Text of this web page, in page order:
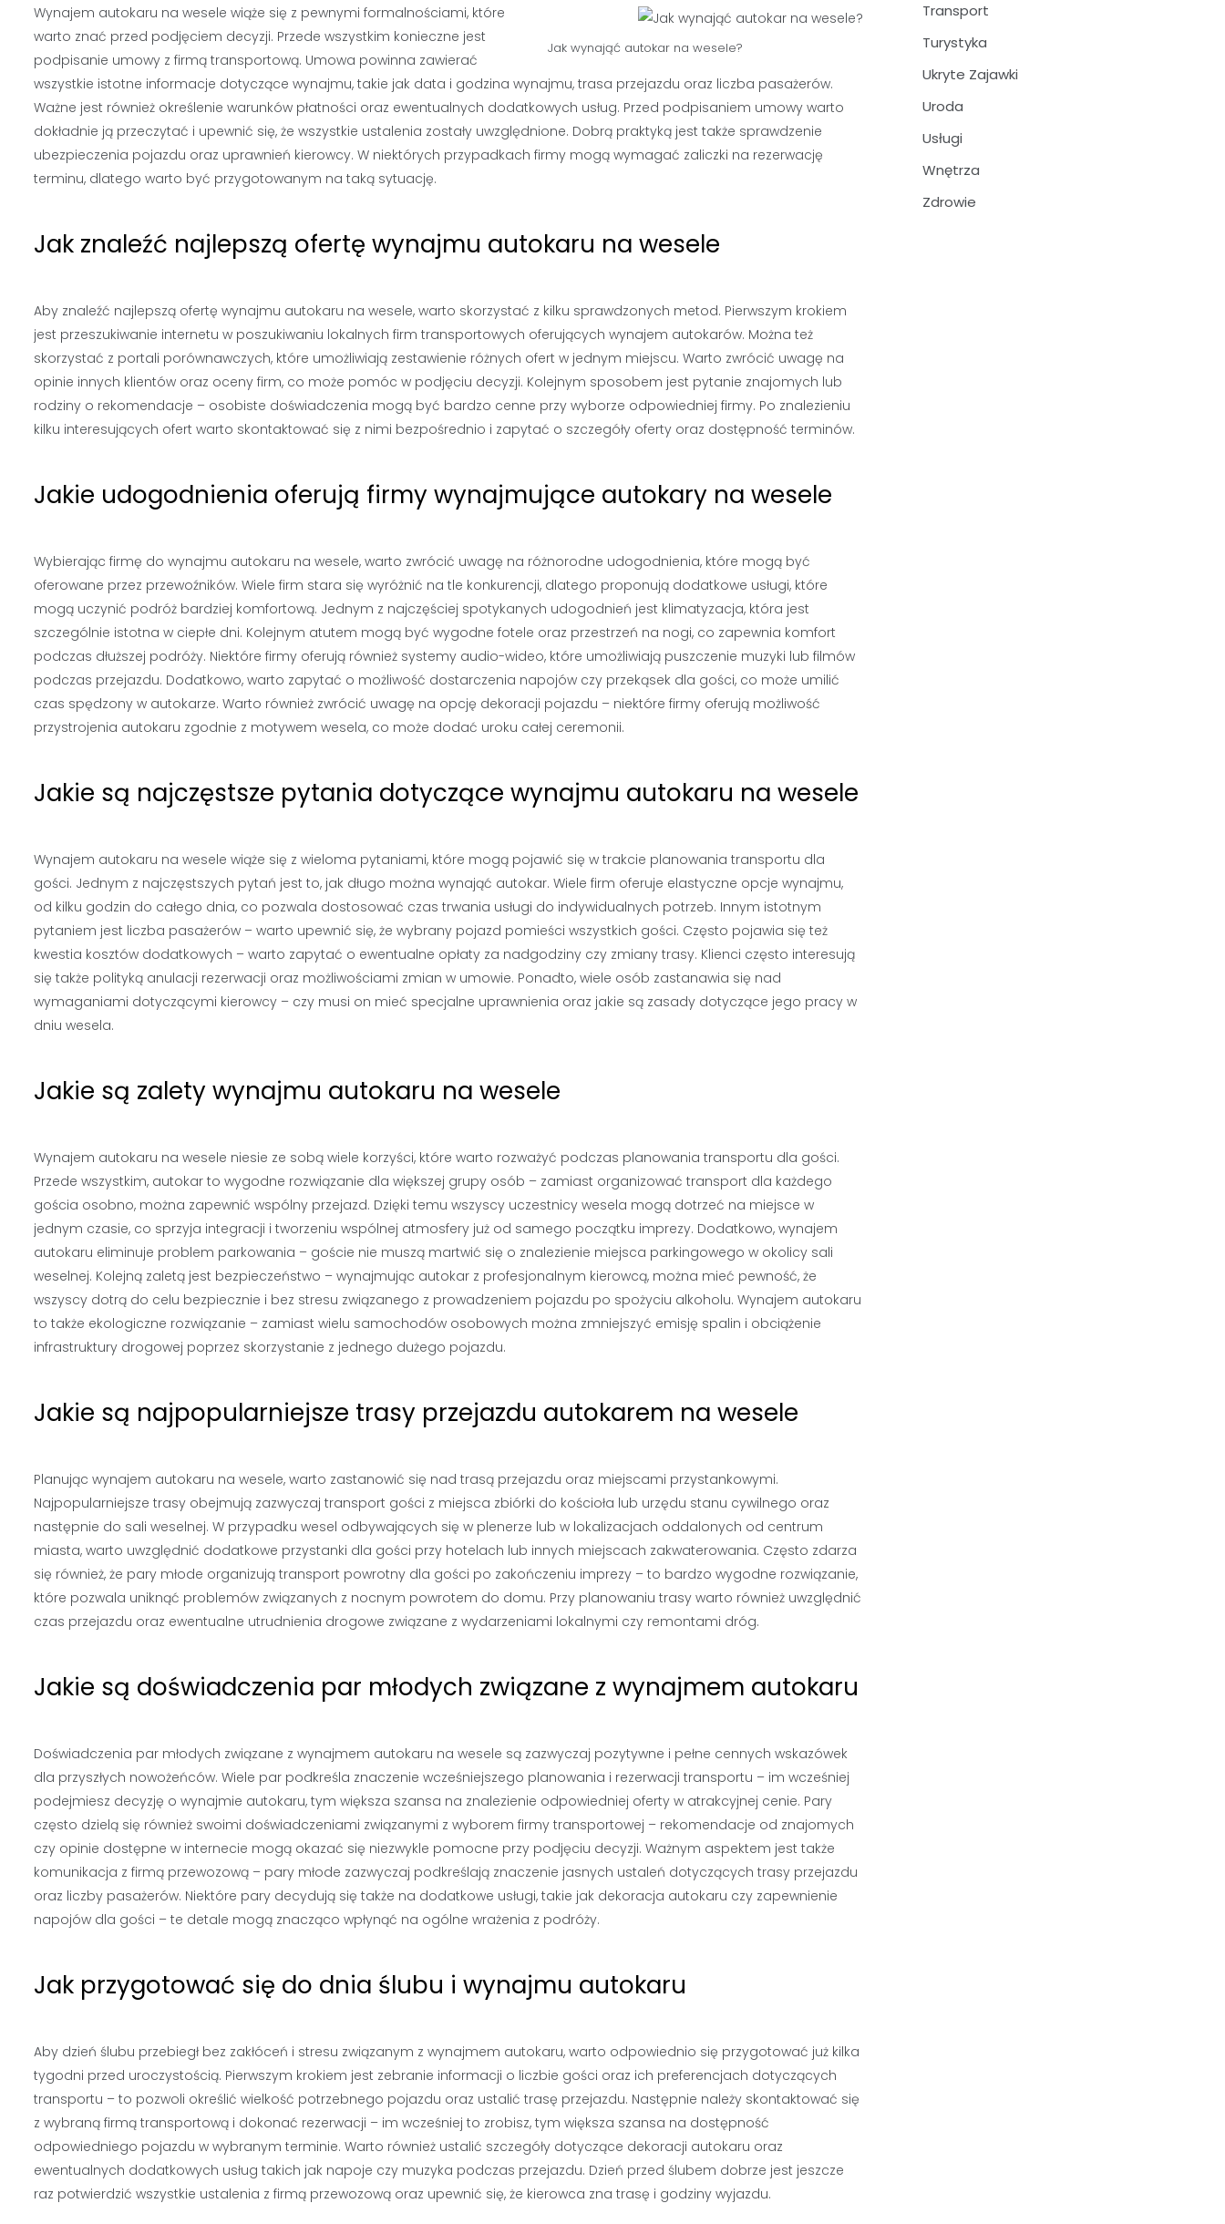
Jak wynająć autokar na wesele?
Wynajem autokaru na wesele wiąże się z pewnymi formalnościami, które
warto znać przed podjęciem decyzji. Przede wszystkim konieczne jest
podpisanie umowy z firmą transportową. Umowa powinna zawierać
wszystkie istotne informacje dotyczące wynajmu, takie jak data i godzina wynajmu, trasa przejazdu oraz liczba pasażerów.
Ważne jest również określenie warunków płatności oraz ewentualnych dodatkowych usług. Przed podpisaniem umowy warto
dokładnie ją przeczytać i upewnić się, że wszystkie ustalenia zostały uwzględnione. Dobrą praktyką jest także sprawdzenie
ubezpieczenia pojazdu oraz uprawnień kierowcy. W niektórych przypadkach firmy mogą wymagać zaliczki na rezerwację
terminu, dlatego warto być przygotowanym na taką sytuację.
Jak znaleźć najlepszą ofertę wynajmu autokaru na wesele
Aby znaleźć najlepszą ofertę wynajmu autokaru na wesele, warto skorzystać z kilku sprawdzonych metod. Pierwszym krokiem
jest przeszukiwanie internetu w poszukiwaniu lokalnych firm transportowych oferujących wynajem autokarów. Można też
skorzystać z portali porównawczych, które umożliwiają zestawienie różnych ofert w jednym miejscu. Warto zwrócić uwagę na
opinie innych klientów oraz oceny firm, co może pomóc w podjęciu decyzji. Kolejnym sposobem jest pytanie znajomych lub
rodziny o rekomendacje – osobiste doświadczenia mogą być bardzo cenne przy wyborze odpowiedniej firmy. Po znalezieniu
kilku interesujących ofert warto skontaktować się z nimi bezpośrednio i zapytać o szczegóły oferty oraz dostępność terminów.
Jakie udogodnienia oferują firmy wynajmujące autokary na wesele
Wybierając firmę do wynajmu autokaru na wesele, warto zwrócić uwagę na różnorodne udogodnienia, które mogą być
oferowane przez przewoźników. Wiele firm stara się wyróżnić na tle konkurencji, dlatego proponują dodatkowe usługi, które
mogą uczynić podróż bardziej komfortową. Jednym z najczęściej spotykanych udogodnień jest klimatyzacja, która jest
szczególnie istotna w ciepłe dni. Kolejnym atutem mogą być wygodne fotele oraz przestrzeń na nogi, co zapewnia komfort
podczas dłuższej podróży. Niektóre firmy oferują również systemy audio-wideo, które umożliwiają puszczenie muzyki lub filmów
podczas przejazdu. Dodatkowo, warto zapytać o możliwość dostarczenia napojów czy przekąsek dla gości, co może umilić
czas spędzony w autokarze. Warto również zwrócić uwagę na opcję dekoracji pojazdu – niektóre firmy oferują możliwość
przystrojenia autokaru zgodnie z motywem wesela, co może dodać uroku całej ceremonii.
Jakie są najczęstsze pytania dotyczące wynajmu autokaru na wesele
Wynajem autokaru na wesele wiąże się z wieloma pytaniami, które mogą pojawić się w trakcie planowania transportu dla
gości. Jednym z najczęstszych pytań jest to, jak długo można wynająć autokar. Wiele firm oferuje elastyczne opcje wynajmu,
od kilku godzin do całego dnia, co pozwala dostosować czas trwania usługi do indywidualnych potrzeb. Innym istotnym
pytaniem jest liczba pasażerów – warto upewnić się, że wybrany pojazd pomieści wszystkich gości. Często pojawia się też
kwestia kosztów dodatkowych – warto zapytać o ewentualne opłaty za nadgodziny czy zmiany trasy. Klienci często interesują
się także polityką anulacji rezerwacji oraz możliwościami zmian w umowie. Ponadto, wiele osób zastanawia się nad
wymaganiami dotyczącymi kierowcy – czy musi on mieć specjalne uprawnienia oraz jakie są zasady dotyczące jego pracy w
dniu wesela.
Jakie są zalety wynajmu autokaru na wesele
Wynajem autokaru na wesele niesie ze sobą wiele korzyści, które warto rozważyć podczas planowania transportu dla gości.
Przede wszystkim, autokar to wygodne rozwiązanie dla większej grupy osób – zamiast organizować transport dla każdego
gościa osobno, można zapewnić wspólny przejazd. Dzięki temu wszyscy uczestnicy wesela mogą dotrzeć na miejsce w
jednym czasie, co sprzyja integracji i tworzeniu wspólnej atmosfery już od samego początku imprezy. Dodatkowo, wynajem
autokaru eliminuje problem parkowania – goście nie muszą martwić się o znalezienie miejsca parkingowego w okolicy sali
weselnej. Kolejną zaletą jest bezpieczeństwo – wynajmując autokar z profesjonalnym kierowcą, można mieć pewność, że
wszyscy dotrą do celu bezpiecznie i bez stresu związanego z prowadzeniem pojazdu po spożyciu alkoholu. Wynajem autokaru
to także ekologiczne rozwiązanie – zamiast wielu samochodów osobowych można zmniejszyć emisję spalin i obciążenie
infrastruktury drogowej poprzez skorzystanie z jednego dużego pojazdu.
Jakie są najpopularniejsze trasy przejazdu autokarem na wesele
Planując wynajem autokaru na wesele, warto zastanowić się nad trasą przejazdu oraz miejscami przystankowymi.
Najpopularniejsze trasy obejmują zazwyczaj transport gości z miejsca zbiórki do kościoła lub urzędu stanu cywilnego oraz
następnie do sali weselnej. W przypadku wesel odbywających się w plenerze lub w lokalizacjach oddalonych od centrum
miasta, warto uwzględnić dodatkowe przystanki dla gości przy hotelach lub innych miejscach zakwaterowania. Często zdarza
się również, że pary młode organizują transport powrotny dla gości po zakończeniu imprezy – to bardzo wygodne rozwiązanie,
które pozwala uniknąć problemów związanych z nocnym powrotem do domu. Przy planowaniu trasy warto również uwzględnić
czas przejazdu oraz ewentualne utrudnienia drogowe związane z wydarzeniami lokalnymi czy remontami dróg.
Jakie są doświadczenia par młodych związane z wynajmem autokaru
Doświadczenia par młodych związane z wynajmem autokaru na wesele są zazwyczaj pozytywne i pełne cennych wskazówek
dla przyszłych nowożeńców. Wiele par podkreśla znaczenie wcześniejszego planowania i rezerwacji transportu – im wcześniej
podejmiesz decyzję o wynajmie autokaru, tym większa szansa na znalezienie odpowiedniej oferty w atrakcyjnej cenie. Pary
często dzielą się również swoimi doświadczeniami związanymi z wyborem firmy transportowej – rekomendacje od znajomych
czy opinie dostępne w internecie mogą okazać się niezwykle pomocne przy podjęciu decyzji. Ważnym aspektem jest także
komunikacja z firmą przewozową – pary młode zazwyczaj podkreślają znaczenie jasnych ustaleń dotyczących trasy przejazdu
oraz liczby pasażerów. Niektóre pary decydują się także na dodatkowe usługi, takie jak dekoracja autokaru czy zapewnienie
napojów dla gości – te detale mogą znacząco wpłynąć na ogólne wrażenia z podróży.
Jak przygotować się do dnia ślubu i wynajmu autokaru
Aby dzień ślubu przebiegł bez zakłóceń i stresu związanym z wynajmem autokaru, warto odpowiednio się przygotować już kilka
tygodni przed uroczystością. Pierwszym krokiem jest zebranie informacji o liczbie gości oraz ich preferencjach dotyczących
transportu – to pozwoli określić wielkość potrzebnego pojazdu oraz ustalić trasę przejazdu. Następnie należy skontaktować się
z wybraną firmą transportową i dokonać rezerwacji – im wcześniej to zrobisz, tym większa szansa na dostępność
odpowiedniego pojazdu w wybranym terminie. Warto również ustalić szczegóły dotyczące dekoracji autokaru oraz
ewentualnych dodatkowych usług takich jak napoje czy muzyka podczas przejazdu. Dzień przed ślubem dobrze jest jeszcze
raz potwierdzić wszystkie ustalenia z firmą przewozową oraz upewnić się, że kierowca zna trasę i godziny wyjazdu.
Transport
Turystyka
Ukryte Zajawki
Uroda
Usługi
Wnętrza
Zdrowie